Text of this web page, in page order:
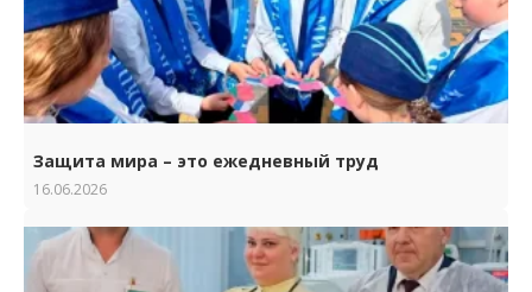
Защита мира – это ежедневный труд
16.06.2026